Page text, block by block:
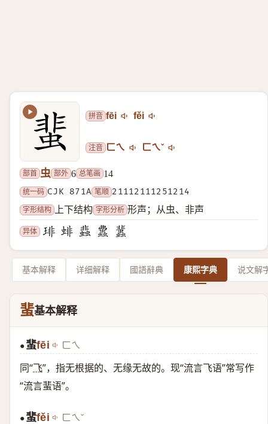
拼音 fēi fěi
注音 ㄈㄟ ㄈㄟˇ
部首 虫 部外 6 总笔画 14
统一码 CJK 871A 笔顺 21112111251214
字形结构
上下结构 字形分析 形声；从虫、非声
异体
基本解释 详细解释 國語辭典 康熙字典 说文解
蜚基本解释
● 蜚fēi ㄈㄟ
同“飞”，指无根据的、无缘无故的。现“流言飞语”常写作
“流言蜚语”。
● 蜚fěi ㄈㄟˇ